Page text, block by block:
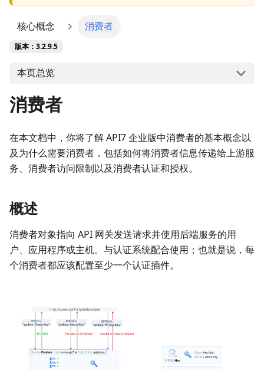
核心概念 消费者
版本：3.2.9.5
本页总览
消费者
在本文档中，你将了解 API7 企业版中消费者的基本概念以
及为什么需要消费者，包括如何将消费者信息传递给上游服
务、消费者访问限制以及消费者认证和授权。
概述
消费者对象指向 API 网关发送请求并使用后端服务的用
户、应用程序或主机。与认证系统配合使用；也就是说，每
个消费者都应该配置至少一个认证插件。